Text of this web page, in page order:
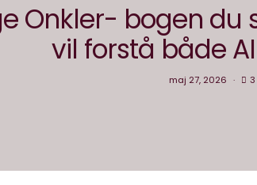
Onkler- bogen
vil forstå både
maj 27, 2026